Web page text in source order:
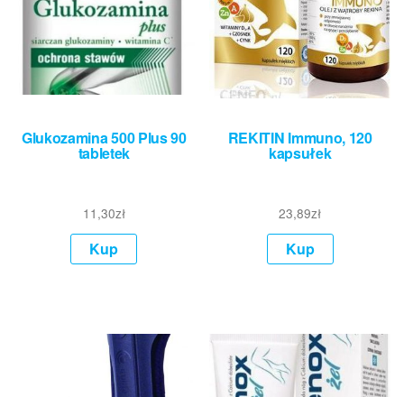
Glukozamina 500 Plus 90
tabletek
11,30zł
Kup
REKITIN Immuno, 120
kapsułek
23,89zł
Kup